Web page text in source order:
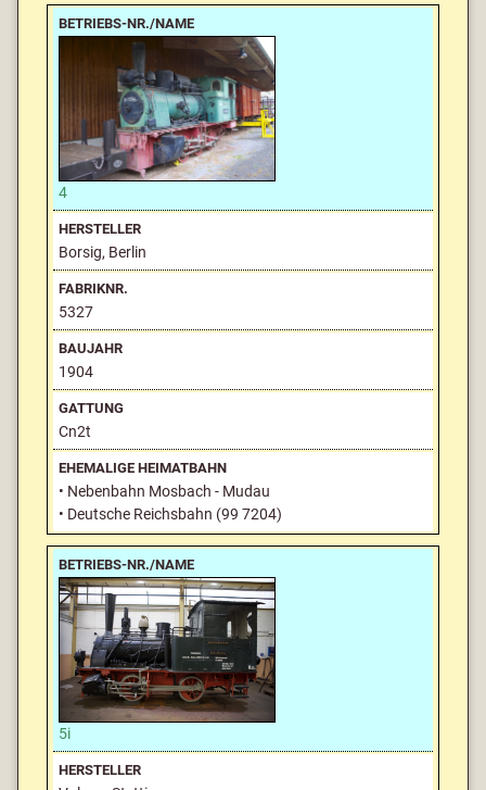
4
Borsig, Berlin
5327
1904
Cn2t
• Nebenbahn Mosbach - Mudau
• Deutsche Reichsbahn (99 7204)
5i